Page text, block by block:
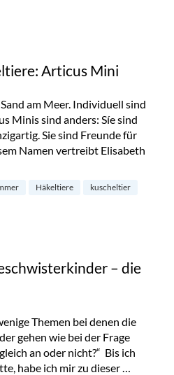
Articus Mini
am Meer. Individuell sind
Minis sind anders: Síe sind
Sie sind Freunde für
Namen vertreibt Elisabeth
Articus Mini“
Häkeltiere
kuscheltier
– die
Themen bei denen die
gehen wie bei der Frage
an oder nicht?“ Bis ich
habe ich mir zu dieser …